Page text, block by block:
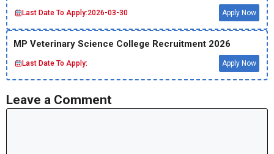
Last Date To Apply:2026-03-30 Apply Now
MP Veterinary Science College Recruitment 2026
Last Date To Apply: Apply Now
Leave a Comment